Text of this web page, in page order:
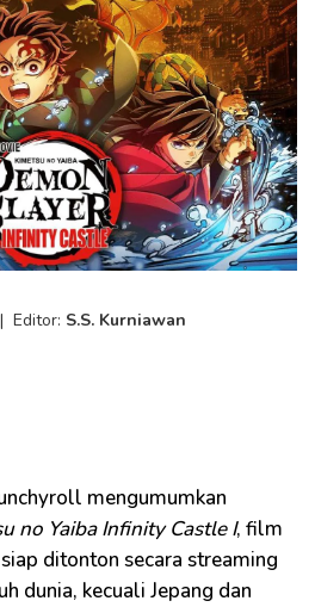
| Editor: S.S. Kurniawan
mengumumkan
no Yaiba Infinity Castle I, film
ditonton secara streaming
dunia, kecuali Jepang dan